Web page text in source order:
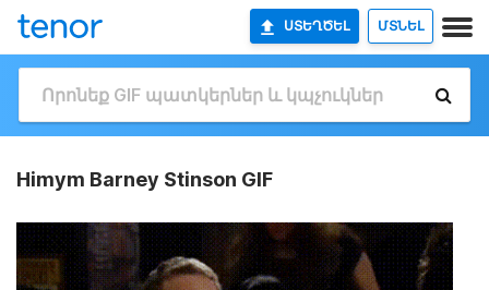
ՍՏԵՂԾԵԼ ՄՏՆԵԼ
Himym Barney Stinson GIF